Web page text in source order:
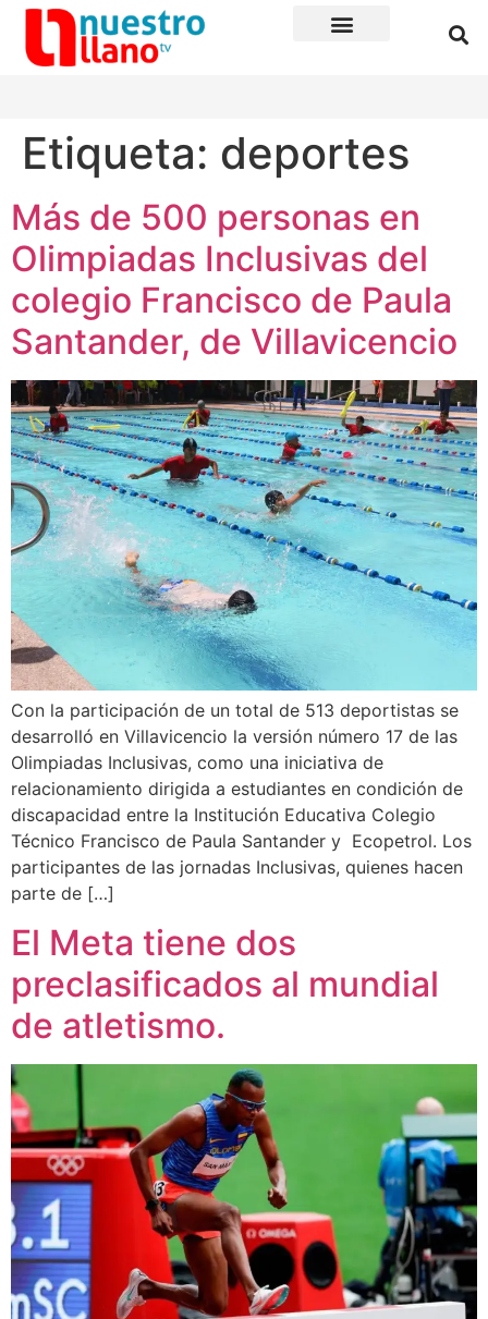
Etiqueta: deportes
Más de 500 personas en
Olimpiadas Inclusivas del
colegio Francisco de Paula
Santander, de Villavicencio
Con la participación de un total de 513 deportistas se
desarrolló en Villavicencio la versión número 17 de las
Olimpiadas Inclusivas, como una iniciativa de
relacionamiento dirigida a estudiantes en condición de
discapacidad entre la Institución Educativa Colegio
Técnico Francisco de Paula Santander y Ecopetrol. Los
participantes de las jornadas Inclusivas, quienes hacen
parte de […]
El Meta tiene dos
preclasificados al mundial
de atletismo.